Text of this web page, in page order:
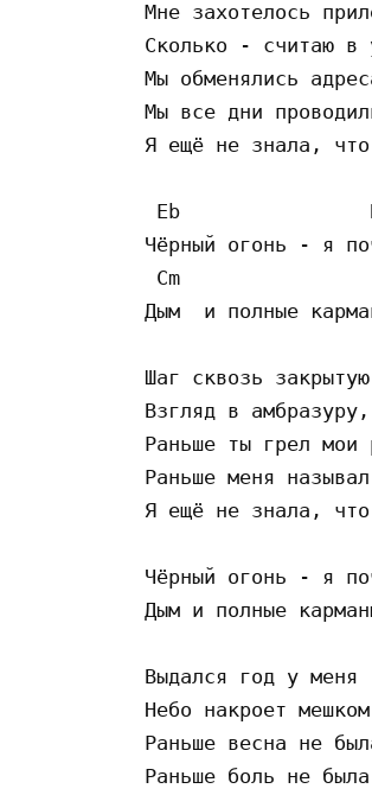
Мне захотелось
Сколько - считаю в
Мы обменялись
Мы все дни
Я ещё не знала, что
Eb
Чёрный огонь - я
Cm
Дым  и полные
Шаг сквозь
Взгляд в
Раньше ты грел мои
Раньше меня
Я ещё не знала, что
Чёрный огонь - я
Дым и полные
Выдался год у
Небо накроет
Раньше весна не
Раньше боль не